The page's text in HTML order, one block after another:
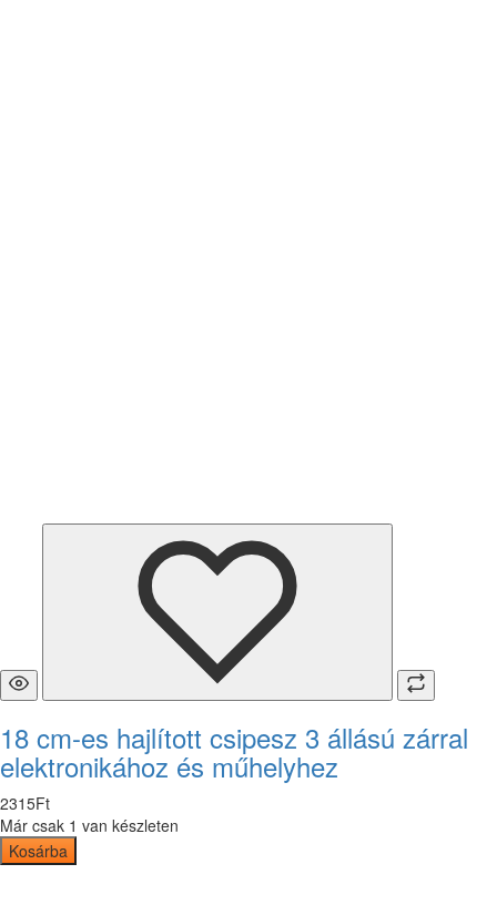
18 cm-es hajlított csipesz 3 állású zárral
elektronikához és műhelyhez
2315Ft
Már csak 1 van készleten
Kosárba